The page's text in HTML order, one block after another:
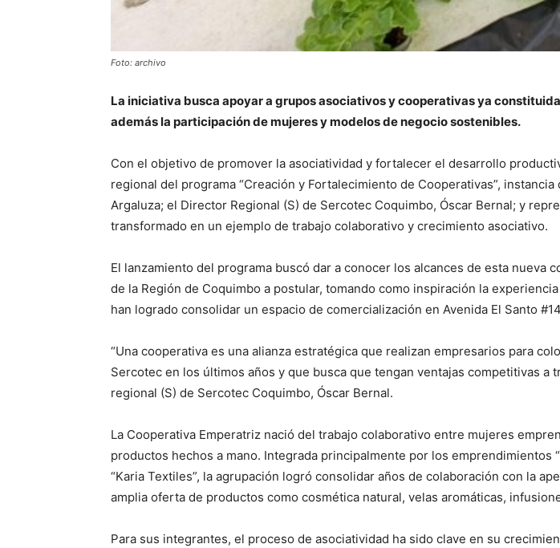
Foto: archivo
La iniciativa busca apoyar a grupos asociativos y cooperativas ya
además la participación de mujeres y modelos de negocio sostenibles.
Con el objetivo de promover la asociatividad y fortalecer el desarrollo
regional del programa “Creación y Fortalecimiento de Cooperativas”,
Argaluza; el Director Regional (S) de Sercotec Coquimbo, Óscar Bernal; y
transformado en un ejemplo de trabajo colaborativo y crecimiento asociativo.
El lanzamiento del programa buscó dar a conocer los alcances de esta
de la Región de Coquimbo a postular, tomando como inspiración la
han logrado consolidar un espacio de comercialización en Avenida El Santo
“Una cooperativa es una alianza estratégica que realizan empresarios para
Sercotec en los últimos años y que busca que tengan ventajas competitivas
regional (S) de Sercotec Coquimbo, Óscar Bernal.
La Cooperativa Emperatriz nació del trabajo colaborativo entre mujeres
productos hechos a mano. Integrada principalmente por los emprendimientos
“Karia Textiles”, la agrupación logró consolidar años de colaboración con la
amplia oferta de productos como cosmética natural, velas aromáticas,
Para sus integrantes, el proceso de asociatividad ha sido clave en su